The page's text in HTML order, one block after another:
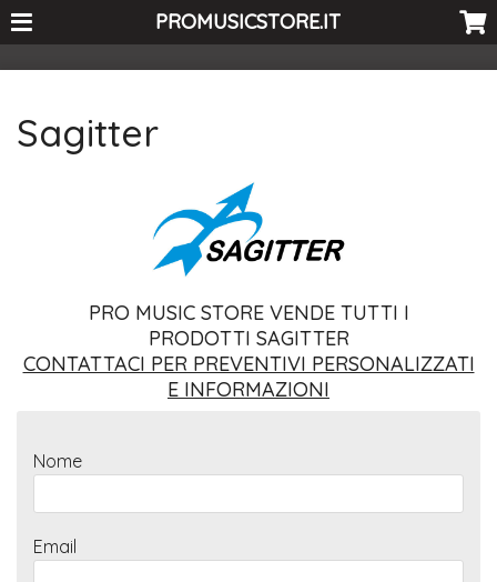
<-- Curio's GSC -->PROMUSICSTORE.IT
Sagitter
PRO MUSIC STORE VENDE TUTTI I
PRODOTTI SAGITTER
CONTATTACI PER PREVENTIVI PERSONALIZZATI
E INFORMAZIONI
Nome
Email